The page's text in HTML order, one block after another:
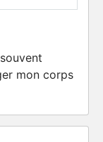
mon corps